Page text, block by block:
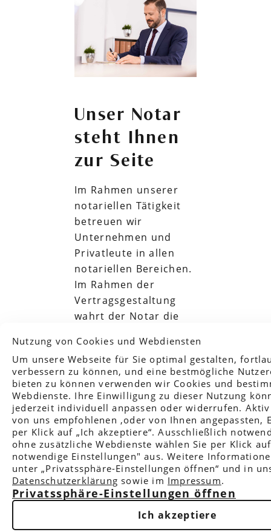
Unser Notar
steht Ihnen
zur Seite
Im Rahmen unserer
notariellen Tätigkeit
betreuen wir
Unternehmen und
Privatleute in allen
notariellen Bereichen.
Im Rahmen der
Vertragsgestaltung
wahrt der Notar die
Beteiligten. Der Notar
begleitet Sie auf einem
rechtlich sicheren Weg
in den
verschiedensten
Rechtsgebieten wie
Immobilienrecht,
Erbrecht,
Gesellschaftsrecht
oder Familienrecht.
Mehr erfahren
Privatssphäre-Einstellungen
Marketing / Usability
Google Analytics, Google Tag Manager und
Conversion Tracking
Anbieter
Google Ireland Limited, Google Building Gordon
Dublin, D04 E5W5, Ireland
Zweck
Mit Hilfe von Google-Analytics-Cookies werden
über die Webauftritt-Nutztung der Besucher erfasst.
Manager ist ein Tag-Management-System. Über den
Nutzung von Cookies und Webdiensten
Um unsere Webseite für Sie optimal gestalten,
verbessern zu können, und eine bestmögliche
bieten zu können verwenden wir Cookies und
Webdienste. Ihre Einwilligung zu dieser Nutzung
jederzeit individuell anpassen oder widerrufen.
von uns empfohlenen ,oder von Ihnen angepassten,
per Klick auf „Ich akzeptiere“. Ausschließlich
ohne zusätzliche Webdienste wählen Sie per Klick
notwendige Einstellungen" aus. Weitere
unter „Privatssphäre-Einstellungen öffnen“ und in
Datenschutzerklärung sowie im Impressum.
Privatssphäre-Einstellungen
Ich akzeptiere